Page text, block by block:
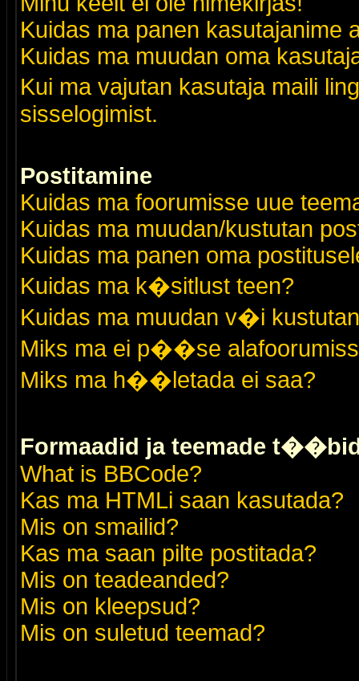
Kuidas ma panen kasutajanime
Kuidas ma muudan oma
Kui ma vajutan kasutaja maili
sisselogimist.
Postitamine
Kuidas ma foorumisse uue
Kuidas ma muudan/kustutan
Kuidas ma panen oma
Kuidas ma k�sitlust teen?
Kuidas ma muudan v�i
Miks ma ei p��se
Miks ma h��letada ei saa?
Formaadid ja teemade
What is BBCode?
Kas ma HTMLi saan kasutada?
Mis on smailid?
Kas ma saan pilte postitada?
Mis on teadeanded?
Mis on kleepsud?
Mis on suletud teemad?